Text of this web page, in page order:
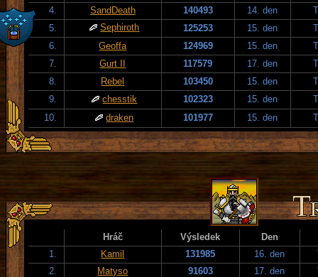
4.
SandDeath 140493 14. den
5.
Sephiroth 125253 15. den
6.
Geoffa 124969 15. den
7.
Gurt II 117579 17. den
8.
Rebel 103450 15. den
9.
chesstik 102323 15. den
10.
draken 101977 15. den
Hráč Výsledek
Den
1.
Kamil 131985 16. den
2.
Matyso 91603 17. den